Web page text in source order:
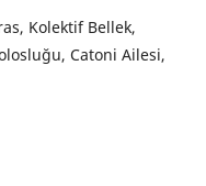
Kolektif Bellek,
Catoni Ailesi,